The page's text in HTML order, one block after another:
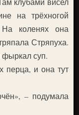
на трёхногой
На коленях она
Стряпуха.
фыркал суп.
перца, и она тут
– подумала